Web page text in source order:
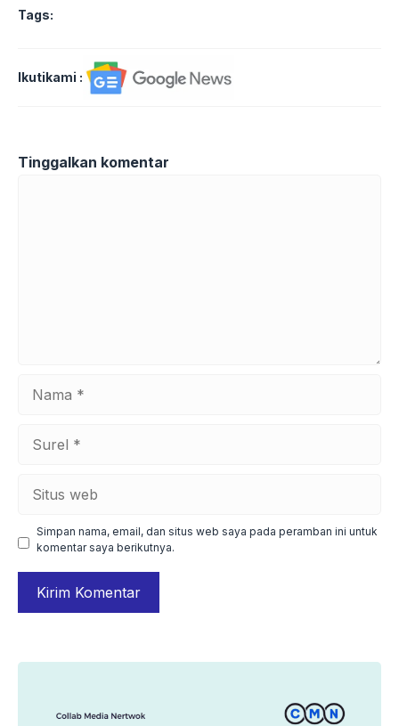
Tags:
Ikutikami :
Tinggalkan komentar
Simpan nama, email, dan situs web saya pada peramban ini untuk
komentar saya berikutnya.